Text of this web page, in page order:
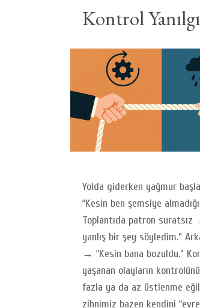
Kontrol
Yolda giderken yağmur
“Kesin ben şemsiye
Toplantıda patron suratsız
yanlış bir şey söyledim.”
→ “Kesin bana bozuldu.”
yaşanan olayların
fazla ya da az üstlenme
zihnimiz bazen kendini